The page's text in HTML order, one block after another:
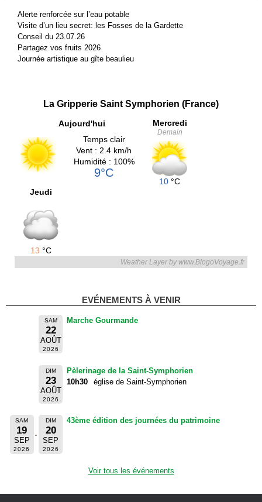
Alerte renforcée sur l’eau potable
Visite d’un lieu secret: les Fosses de la Gardette
Conseil du 23.07.26
Partagez vos fruits 2026
Journée artistique au gîte beaulieu
La Gripperie Saint Symphorien (France)
Aujourd'hui
Temps clair
Vent : 2.4 km/h
Humidité : 100%
9°C
Mercredi
Demain
10 °C
Jeudi
13 °C
Weather Layer by www.BlogoVoyage.fr
EVÉNEMENTS À VENIR
SAM
22
AOÛT
2026
Marche Gourmande
DIM
23
AOÛT
2026
Pèlerinage de la Saint-Symphorien
10h30
église de Saint-Symphorien
SAM
19
SEP
2026
DIM
20
SEP
2026
43ème édition des journées du patrimoine
Voir tous les événements